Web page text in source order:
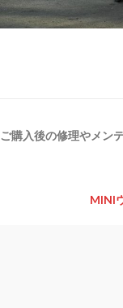
ご購入後の修理やメン
MINI